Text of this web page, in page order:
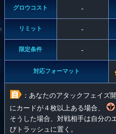
グロウコスト -
リミット -
限定条件 -
対応フォーマット
：あなたのアタックフェイズ
にカードが４枚以上ある場合、
そうした場合、対戦相手は自分の
びトラッシュに置く。